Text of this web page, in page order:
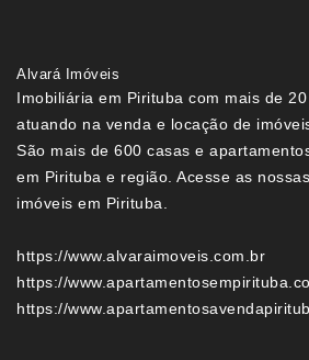
Alvará Imóveis
Imobiliária em Pirituba com mais de
atuando na venda e locação de
São mais de 600 casas e
em Pirituba e região. Acesse as
imóveis em Pirituba.
https://www.alvaraimoveis.com.br
https://
https://